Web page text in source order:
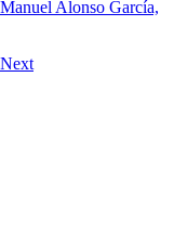
Alonso García,
Next